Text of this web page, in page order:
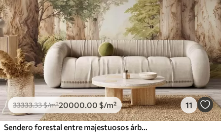
33333.33$/m²20000 .00 $/m² 11